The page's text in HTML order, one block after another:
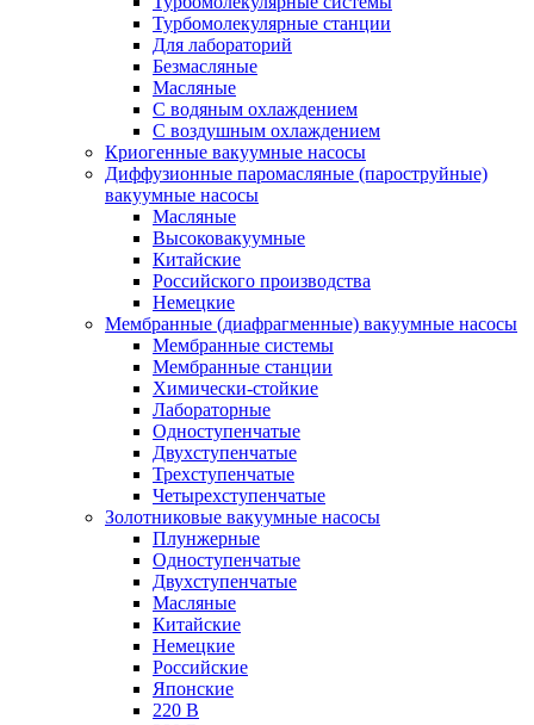
Турбомолекулярные станции
Для лабораторий
Безмасляные
Масляные
C водяным охлаждением
C воздушным охлаждением
Криогенные вакуумные насосы
Диффузионные паромасляные (пароструйные)
вакуумные насосы
Масляные
Высоковакуумные
Китайские
Российского производства
Немецкие
Мембранные (диафрагменные) вакуумные насосы
Мембранные системы
Мембранные станции
Химически-стойкие
Лабораторные
Одноступенчатые
Двухступенчатые
Трехступенчатые
Четырехступенчатые
Золотниковые вакуумные насосы
Плунжерные
Одноступенчатые
Двухступенчатые
Масляные
Китайские
Немецкие
Российские
Японские
220 В